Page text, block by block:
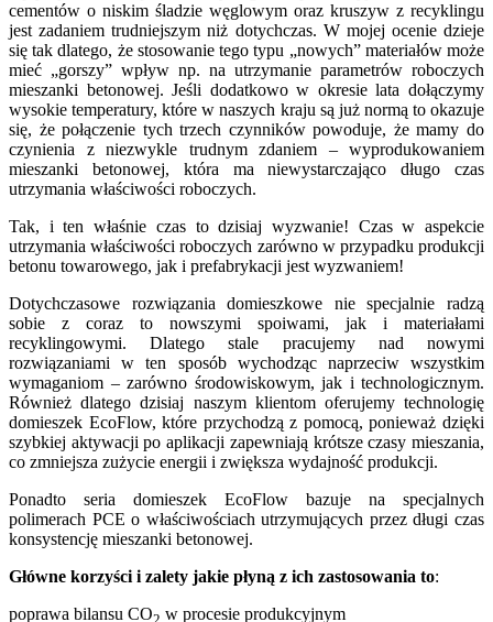
cementów o niskim śladzie węglowym oraz kruszyw z recyklingu
jest zadaniem trudniejszym niż dotychczas. W mojej ocenie dzieje
się tak dlatego, że stosowanie tego typu „nowych” materiałów może
mieć „gorszy” wpływ np. na utrzymanie parametrów roboczych
mieszanki betonowej. Jeśli dodatkowo w okresie lata dołączymy
wysokie temperatury, które w naszych kraju są już normą to okazuje
się, że połączenie tych trzech czynników powoduje, że mamy do
czynienia z niezwykle trudnym zdaniem – wyprodukowaniem
mieszanki betonowej, która ma niewystarczająco długo czas
utrzymania właściwości roboczych.
Tak, i ten właśnie czas to dzisiaj wyzwanie! Czas w aspekcie
utrzymania właściwości roboczych zarówno w przypadku produkcji
betonu towarowego, jak i prefabrykacji jest wyzwaniem!
Dotychczasowe rozwiązania domieszkowe nie specjalnie radzą
sobie z coraz to nowszymi spoiwami, jak i materiałami
recyklingowymi. Dlatego stale pracujemy nad nowymi
rozwiązaniami w ten sposób wychodząc naprzeciw wszystkim
wymaganiom – zarówno środowiskowym, jak i technologicznym.
Również dlatego dzisiaj naszym klientom oferujemy technologię
domieszek EcoFlow, które przychodzą z pomocą, ponieważ dzięki
szybkiej aktywacji po aplikacji zapewniają krótsze czasy mieszania,
co zmniejsza zużycie energii i zwiększa wydajność produkcji.
Ponadto seria domieszek EcoFlow bazuje na specjalnych
polimerach PCE o właściwościach utrzymujących przez długi czas
konsystencję mieszanki betonowej.
Główne korzyści i zalety jakie płyną z ich zastosowania to:
poprawa bilansu CO
w procesie produkcyjnym